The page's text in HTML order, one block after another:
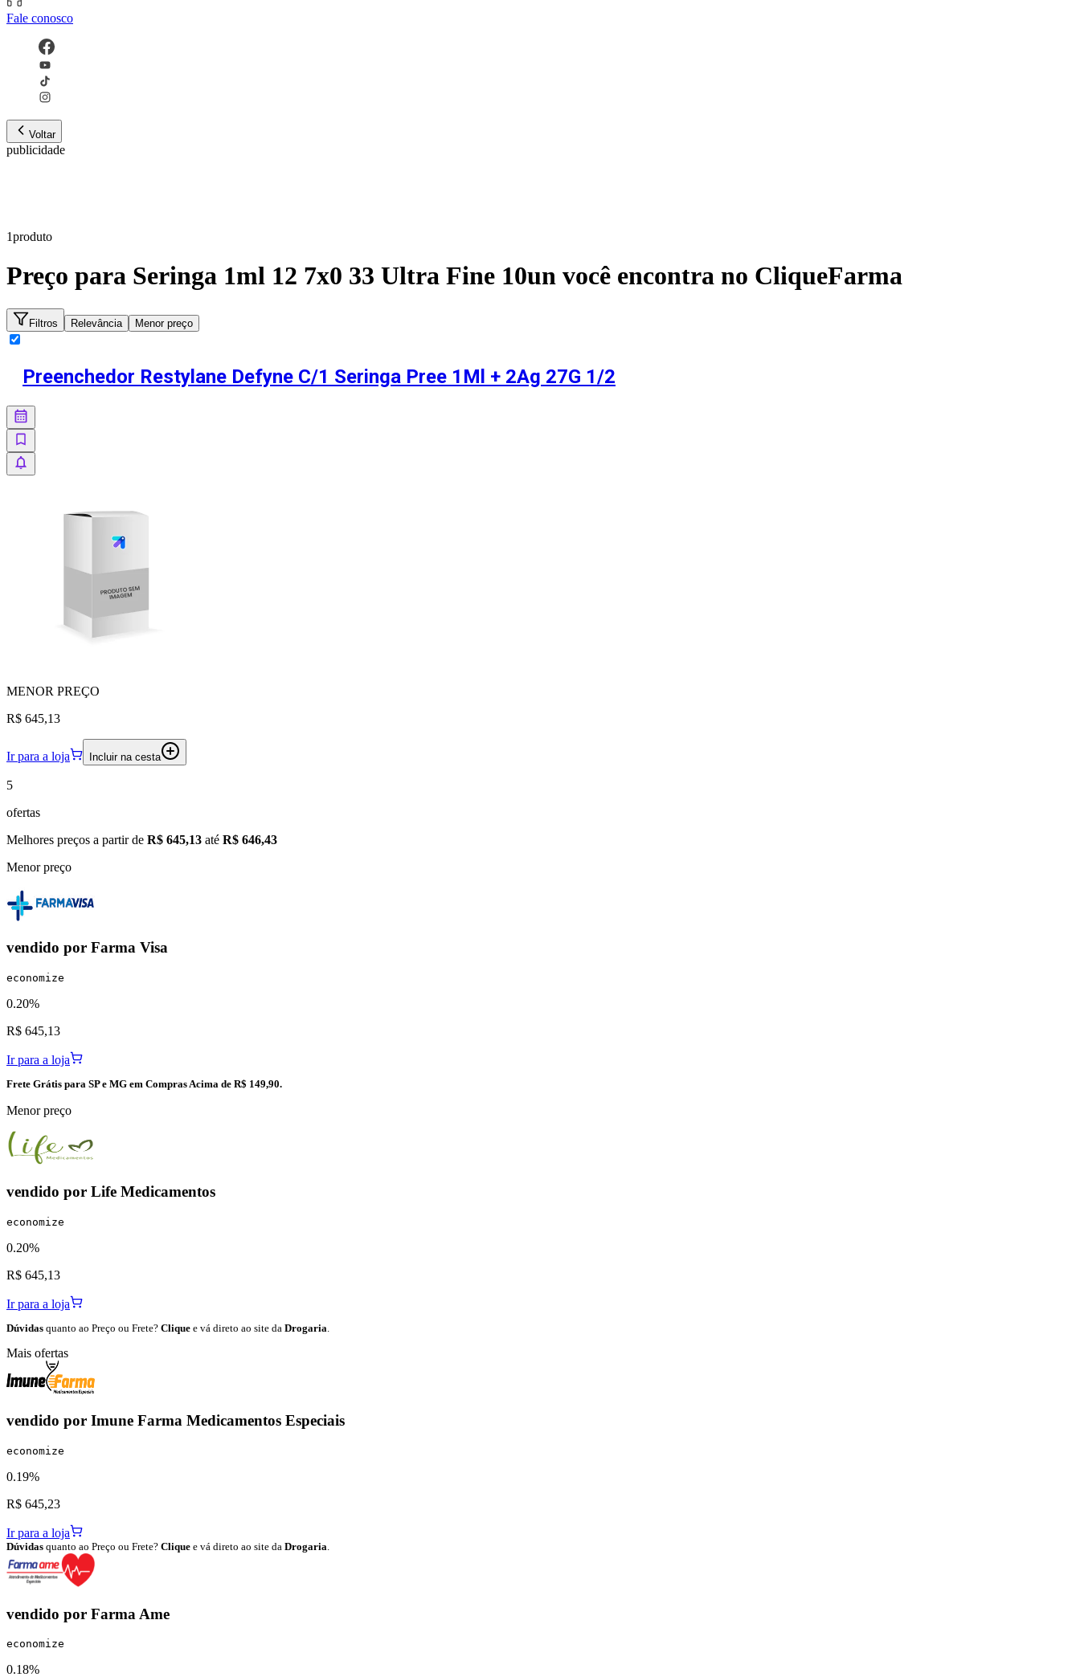
Fale conosco
Voltar
publicidade
1produto
Preço para Seringa 1ml 12 7x0 33 Ultra Fine 10un você encontra no CliqueFarma
Filtros Relevância Menor preço
Preenchedor Restylane Defyne C/1 Seringa Pree 1Ml + 2Ag 27G 1/2
MENOR PREÇO
R$ 645,13
Ir para a loja Incluir na cesta
5
ofertas
Melhores preços a partir de R$ 645,13 até R$ 646,43
Menor preço
vendido por Farma Visa
economize
0.20%
R$ 645,13
Ir para a loja
Frete Grátis para SP e MG em Compras Acima de R$ 149,90.
Menor preço
vendido por Life Medicamentos
economize
0.20%
R$ 645,13
Ir para a loja
Dúvidas quanto ao Preço ou Frete? Clique e vá direto ao site da Drogaria.
Mais ofertas
vendido por Imune Farma Medicamentos Especiais
economize
0.19%
R$ 645,23
Ir para a loja
Dúvidas quanto ao Preço ou Frete? Clique e vá direto ao site da Drogaria.
vendido por Farma Ame
economize
0.18%